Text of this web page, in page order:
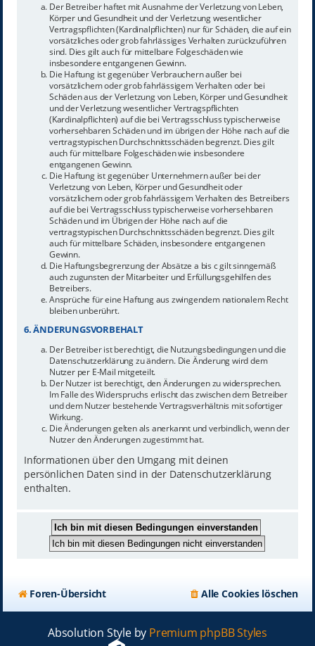
Der Betreiber haftet mit Ausnahme der Verletzung von Leben,
Körper und Gesundheit und der Verletzung wesentlicher
Vertragspflichten (Kardinalpflichten) nur für Schäden, die auf ein
vorsätzliches oder grob fahrlässiges Verhalten zurückzuführen
sind. Dies gilt auch für mittelbare Folgeschäden wie
insbesondere entgangenen Gewinn.
Die Haftung ist gegenüber Verbrauchern außer bei
vorsätzlichem oder grob fahrlässigem Verhalten oder bei
Schäden aus der Verletzung von Leben, Körper und Gesundheit
und der Verletzung wesentlicher Vertragspflichten
(Kardinalpflichten) auf die bei Vertragsschluss typischerweise
vorhersehbaren Schäden und im übrigen der Höhe nach auf die
vertragstypischen Durchschnittsschäden begrenzt. Dies gilt
auch für mittelbare Folgeschäden wie insbesondere
entgangenen Gewinn.
Die Haftung ist gegenüber Unternehmern außer bei der
Verletzung von Leben, Körper und Gesundheit oder
vorsätzlichem oder grob fahrlässigem Verhalten des Betreibers
auf die bei Vertragsschluss typischerweise vorhersehbaren
Schäden und im Übrigen der Höhe nach auf die
vertragstypischen Durchschnittsschäden begrenzt. Dies gilt
auch für mittelbare Schäden, insbesondere entgangenen
Gewinn.
Die Haftungsbegrenzung der Absätze a bis c gilt sinngemäß
auch zugunsten der Mitarbeiter und Erfüllungsgehilfen des
Betreibers.
Ansprüche für eine Haftung aus zwingendem nationalem Recht
bleiben unberührt.
6. ÄNDERUNGSVORBEHALT
Der Betreiber ist berechtigt, die Nutzungsbedingungen und die
Datenschutzerklärung zu ändern. Die Änderung wird dem
Nutzer per E-Mail mitgeteilt.
Der Nutzer ist berechtigt, den Änderungen zu widersprechen.
Im Falle des Widerspruchs erlischt das zwischen dem Betreiber
und dem Nutzer bestehende Vertragsverhältnis mit sofortiger
Wirkung.
Die Änderungen gelten als anerkannt und verbindlich, wenn der
Nutzer den Änderungen zugestimmt hat.
Informationen über den Umgang mit deinen
persönlichen Daten sind in der Datenschutzerklärung
enthalten.
Foren-Übersicht Alle Cookies löschen
Absolution Style by Premium phpBB Styles